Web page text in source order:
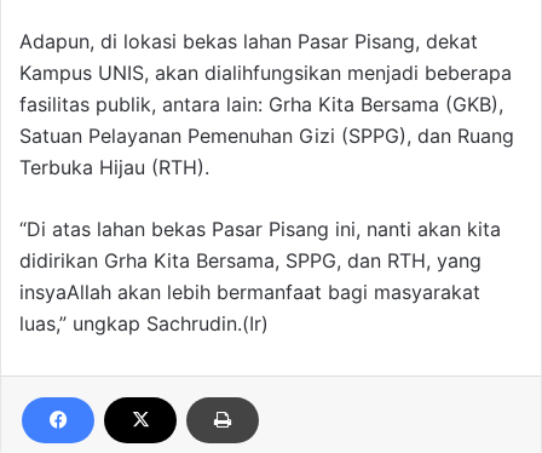
Adapun, di lokasi bekas lahan Pasar Pisang, dekat
Kampus UNIS, akan dialihfungsikan menjadi beberapa
fasilitas publik, antara lain: Grha Kita Bersama (GKB),
Satuan Pelayanan Pemenuhan Gizi (SPPG), dan Ruang
Terbuka Hijau (RTH).
“Di atas lahan bekas Pasar Pisang ini, nanti akan kita
didirikan Grha Kita Bersama, SPPG, dan RTH, yang
insyaAllah akan lebih bermanfaat bagi masyarakat
luas,” ungkap Sachrudin.(Ir)